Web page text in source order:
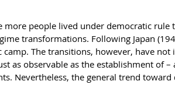
more people lived under democratic rule
transformations. Following Japan
camp. The transitions, however, have
as observable as the establishment of
Nevertheless, the general trend